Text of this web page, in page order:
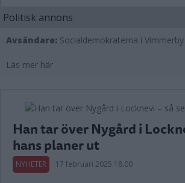
Politisk annons
Avsändare: Socialdemokraterna i Vimmerby
Läs mer här
Han tar över Nygård i
hans planer ut
NYHETER 17 februari 2025 18.00